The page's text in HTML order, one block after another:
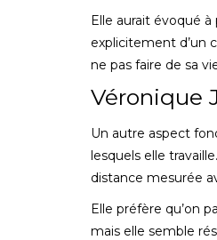
Elle aurait évoqué à
explicitement d’un
ne pas faire de sa
Véronique
Un autre aspect
lesquels elle
distance mesurée
Elle préfère qu’on
mais elle semble